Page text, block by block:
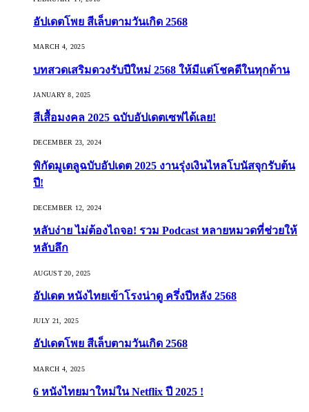
อัปเดตโพย สีเล็บตามวันเกิด 2568
MARCH 4, 2025
บทสวดเสริมดวงรับปีใหม่ 2568 ให้มีแต่โชคดีในทุกด้าน
JANUARY 8, 2025
สีเสื้อมงคล 2025 ฉบับอัปเดตเซฟได้เลย!
DECEMBER 23, 2024
พิกัดมูเตลูฉบับอัปเดต 2025 งานรุ่งเงินไหลโบนัสจุกรับต้น
ปี!
DECEMBER 12, 2024
หลับง่าย ไม่ต้องไถจอ! รวม Podcast หลายหมวดที่ช่วยให้
หลับลึก
AUGUST 20, 2025
อัปเดต หนังไทยเข้าโรงน่าดู ครึ่งปีหลัง 2568
JULY 21, 2025
อัปเดตโพย สีเล็บตามวันเกิด 2568
MARCH 4, 2025
6 หนังไทยมาใหม่ใน Netflix ปี 2025 !